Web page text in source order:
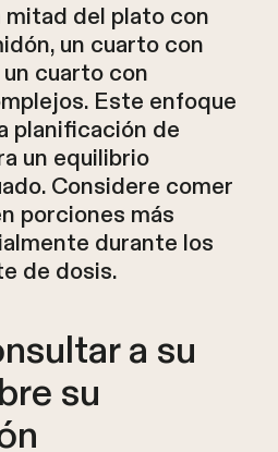
mitad del plato con
un cuarto con
cuarto con
Este enfoque
planificación de
un equilibrio
Considere comer
porciones más
durante los
de dosis.
a su
su